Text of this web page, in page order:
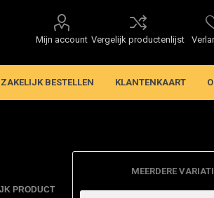
Mijn account Vergelijk productenlijst
ZAKELIJK BESTELLEN KLANTENKAART
PRODUCT
MEERDERE